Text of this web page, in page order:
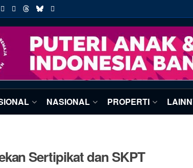
NASIONAL PROPERTI
Sertipikat dan SKPT